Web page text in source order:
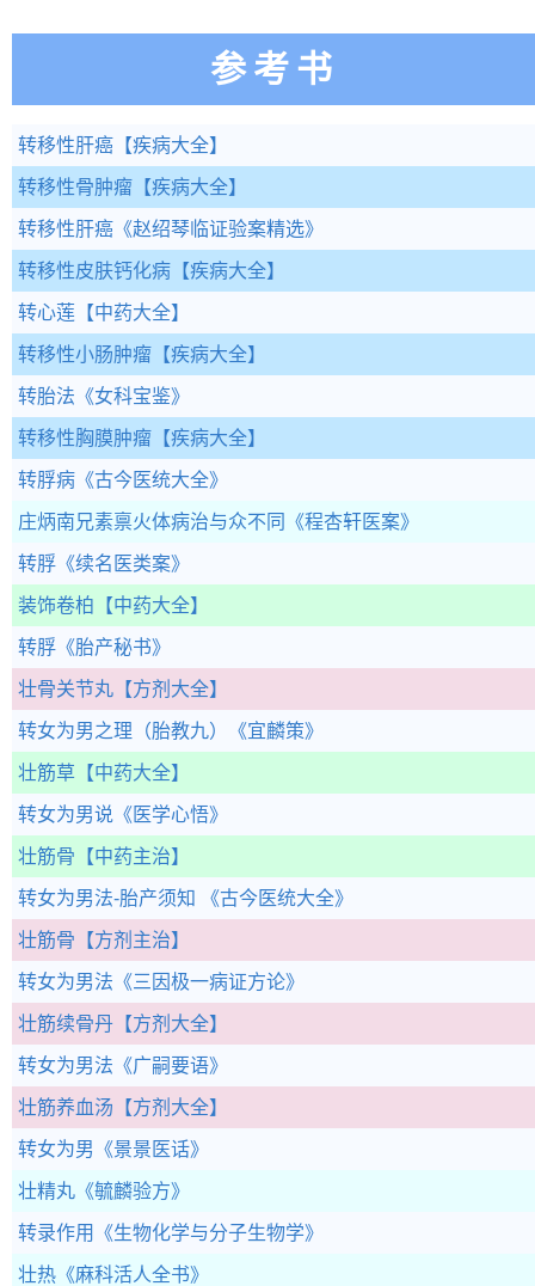
参考书
转移性肝癌 【疾病大全】
转移性骨肿瘤 【疾病大全】
转移性肝癌 《赵绍琴临证验案精选》
转移性皮肤钙化病 【疾病大全】
转心莲 【中药大全】
转移性小肠肿瘤 【疾病大全】
转胎法 《女科宝鉴》
转移性胸膜肿瘤 【疾病大全】
转脬病 《古今医统大全》
庄炳南兄素禀火体病治与众不同 《程杏轩医案》
转脬 《续名医类案》
装饰卷柏 【中药大全】
转脬 《胎产秘书》
壮骨关节丸 【方剂大全】
转女为男之理（胎教九） 《宜麟策》
壮筋草 【中药大全】
转女为男说 《医学心悟》
壮筋骨 【中药主治】
转女为男法-胎产须知 《古今医统大全》
壮筋骨 【方剂主治】
转女为男法 《三因极一病证方论》
壮筋续骨丹 【方剂大全】
转女为男法 《广嗣要语》
壮筋养血汤 【方剂大全】
转女为男 《景景医话》
壮精丸 《毓麟验方》
转录作用 《生物化学与分子生物学》
壮热 《麻科活人全书》